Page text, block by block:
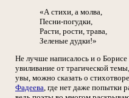
«А стихи, а молва,
Песни-погудки,
Расти, рости, трава,
Зеленые дудки!»
Не лучше написалось и о Борисе
увиливание от трагической
увы, можно сказать о
Фадеева, где нет даже попытки